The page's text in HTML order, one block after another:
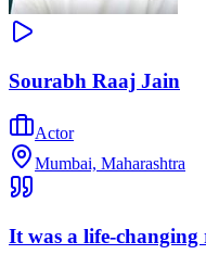
Sourabh Raaj Jain
Actor
Mumbai, Maharashtra
It was a life-changing